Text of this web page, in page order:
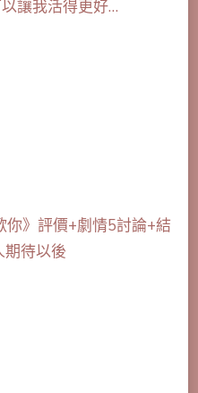
讓我活得更好…
》評價+劇情5討論+結
期待以後